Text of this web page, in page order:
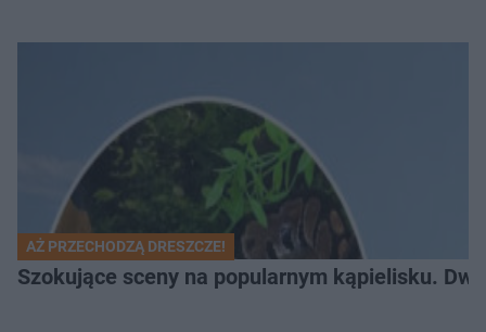
AŻ PRZECHODZĄ DRESZCZE!
Szokujące sceny na popularnym kąpielisku.